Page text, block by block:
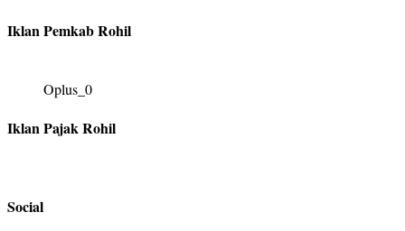
Iklan Pemkab Rohil
Oplus_0
Iklan Pajak Rohil
Social